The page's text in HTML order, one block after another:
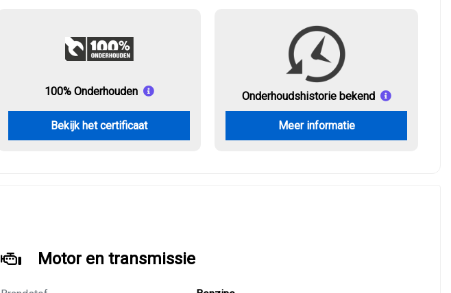
100% Onderhouden
Bekijk het certificaat
Onderhoudshistorie bekend
Meer informatie
Motor en transmissie